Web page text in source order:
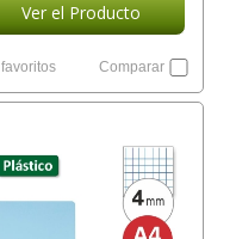
Ver el Producto
favoritos Comparar